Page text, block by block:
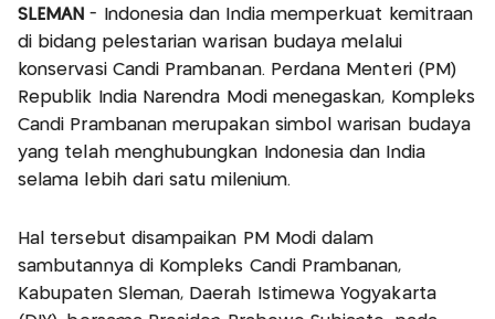
SLEMAN- Indonesia dan India memperkuat kemitraan
di bidang pelestarian warisan budaya melalui
konservasi Candi Prambanan. Perdana Menteri (PM)
Republik India Narendra Modi menegaskan, Kompleks
Candi Prambanan merupakan simbol warisan budaya
yang telah menghubungkan Indonesia dan India
selama lebih dari satu milenium.
Hal tersebut disampaikan PM Modi dalam
sambutannya di Kompleks Candi Prambanan,
Kabupaten Sleman, Daerah Istimewa Yogyakarta